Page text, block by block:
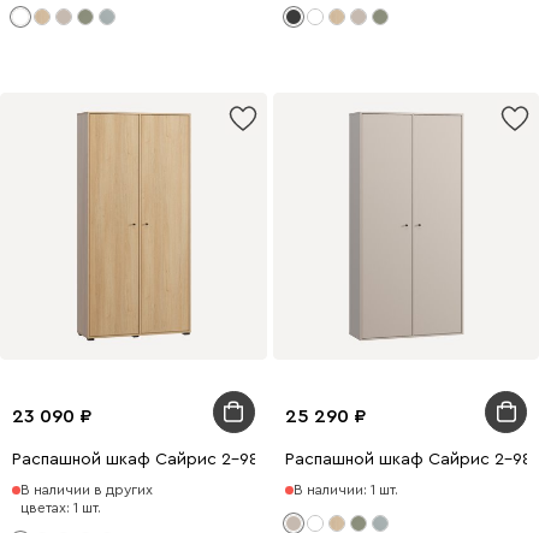
23 090
Распашной шкаф Сайрис 2-98x202 Дуб Барбера
В наличии в других
цветах: 1 шт.
25 290
Распашной шкаф Сайрис 2-
В наличии: 1 шт.